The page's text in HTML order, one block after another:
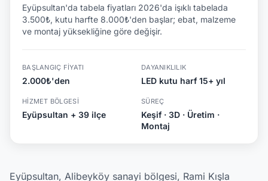
Eyüpsultan'da tabela fiyatları 2026'da işıklı tabelada
3.500₺, kutu harfte 8.000₺'den başlar; ebat, malzeme
ve montaj yüksekliğine göre değişir.
BAŞLANGIÇ FIYATI
2.000₺'den
DAYANIKLILIK
LED kutu harf 15+ yıl
HIZMET BÖLGESI
Eyüpsultan + 39 ilçe
SÜREÇ
Keşif · 3D · Üretim ·
Montaj
Eyüpsultan, Alibeyköy sanayi bölgesi, Rami Kışla